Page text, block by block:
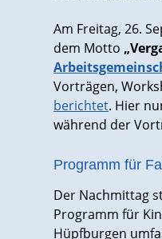
Am Freitag, 26.
dem Motto
Vorträgen,
berichtet. Hier
während der
Programm für
Der Nachmittag
Programm für
Hüpfburgen